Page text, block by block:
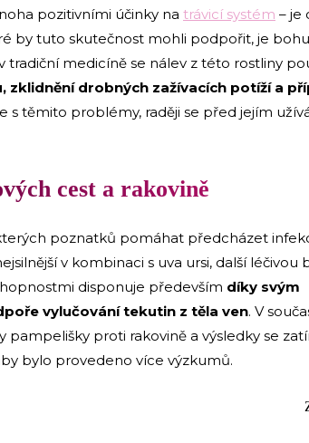
pozitivními účinky na trávicí systém – je
by tuto skutečnost mohli podpořit, je
tradiční medicíně se nálev z této rostliny
zklidnění drobných zažívacích potíží a
s těmito problémy, raději se před jejím
cest a rakovině
poznatků pomáhat předcházet
v kombinaci s uva ursi, další léčivou
disponuje především díky svým
vylučování tekutin z těla ven. V
proti rakovině a výsledky se
bylo provedeno více výzkumů.